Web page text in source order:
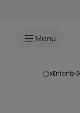
Menu
enfant